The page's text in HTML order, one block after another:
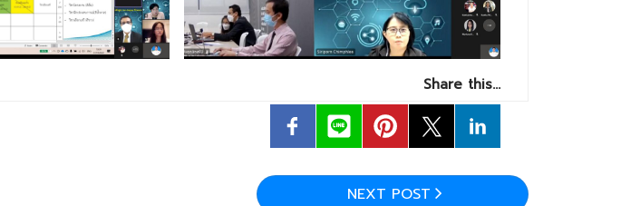
Share this…
NEXT POST